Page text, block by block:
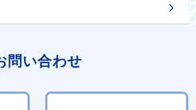
問い合わせ